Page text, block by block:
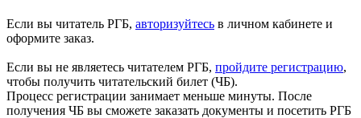
Если вы читатель РГБ, авторизуйтесь в личном кабинете и
оформите заказ.
Если вы не являетесь читателем РГБ, пройдите регистрацию,
чтобы получить читательский билет (ЧБ).
Процесс регистрации занимает меньше минуты. После
получения ЧБ вы сможете заказать документы и посетить РГБ